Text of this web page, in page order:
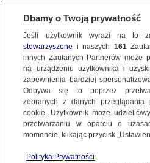
RZESZÓW
Szczęśliwy finał
26.11.2025, 14:00Aktualizacja:
Posłuchaj artykułu
Czyta lektor AI
Dbamy o Twoją prywatność
Jeśli użytkownik wyrazi na to
stowarzyszone i naszych 161
innych Zaufanych Partnerów może
na urządzeniu użytkownika i
zapewnienia bardziej
Odbywa się to poprzez
zebranych z danych przeglądania
cookie. Użytkownik może udzielić/
przetwarzaniu w oparciu o
momencie, klikając przycisk
Polityka Prywatności